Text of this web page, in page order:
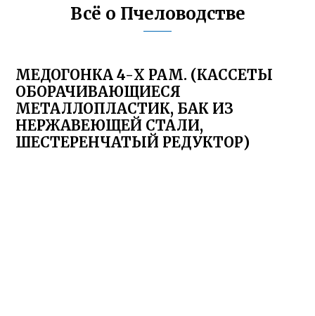
Всё о Пчеловодстве
МЕДОГОНКА 4-Х РАМ. (КАССЕТЫ
ОБОРАЧИВАЮЩИЕСЯ
МЕТАЛЛОПЛАСТИК, БАК ИЗ
НЕРЖАВЕЮЩЕЙ СТАЛИ,
ШЕСТЕРЕНЧАТЫЙ РЕДУКТОР)